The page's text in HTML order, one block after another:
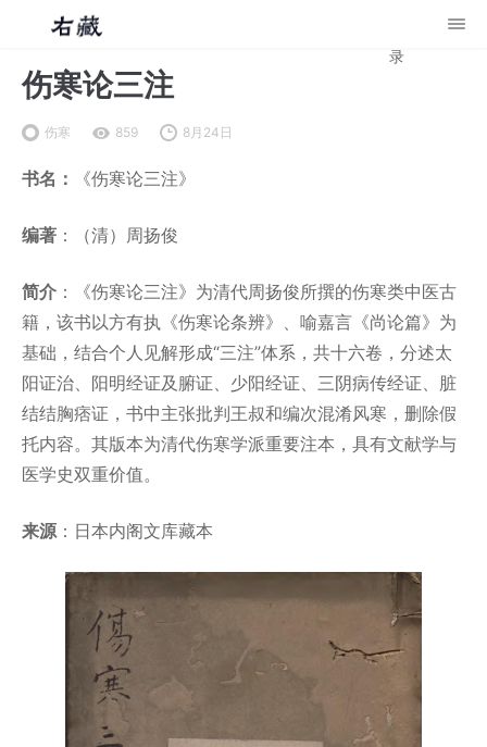
录
伤寒论三注
伤寒 859 8月24日
书名： 《伤寒论三注》
编著 ：（清）周扬俊
简介 ：《伤寒论三注》为清代周扬俊所撰的伤寒类中医古
籍，该书以方有执《伤寒论条辨》、喻嘉言《尚论篇》为
基础，结合个人见解形成“三注”体系，共十六卷，分述太
阳证治、阳明经证及腑证、少阳经证、三阴病传经证、脏
结结胸痞证，书中主张批判王叔和编次混淆风寒，删除假
托内容。其版本为清代伤寒学派重要注本，具有文献学与
医学史双重价值。
来源：日本内阁文库藏本